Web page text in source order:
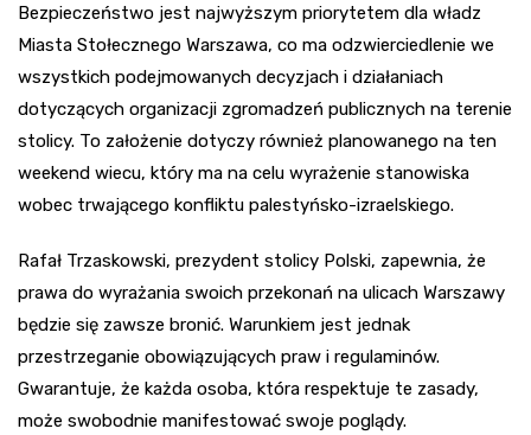
Bezpieczeństwo jest najwyższym priorytetem dla władz
Miasta Stołecznego Warszawa, co ma odzwierciedlenie we
wszystkich podejmowanych decyzjach i działaniach
dotyczących organizacji zgromadzeń publicznych na terenie
stolicy. To założenie dotyczy również planowanego na ten
weekend wiecu, który ma na celu wyrażenie stanowiska
wobec trwającego konfliktu palestyńsko-izraelskiego.
Rafał Trzaskowski, prezydent stolicy Polski, zapewnia, że
prawa do wyrażania swoich przekonań na ulicach Warszawy
będzie się zawsze bronić. Warunkiem jest jednak
przestrzeganie obowiązujących praw i regulaminów.
Gwarantuje, że każda osoba, która respektuje te zasady,
może swobodnie manifestować swoje poglądy.